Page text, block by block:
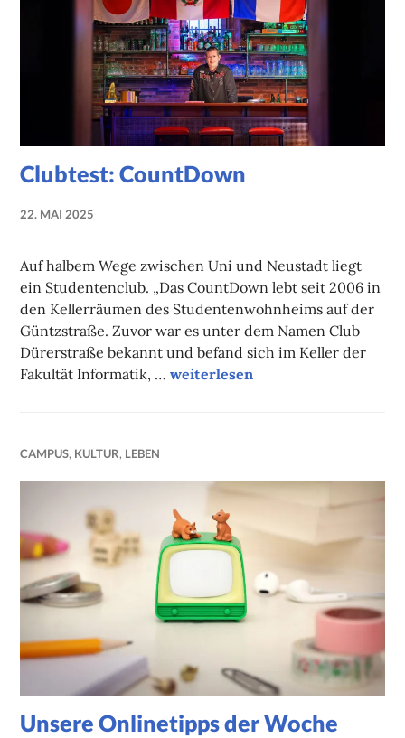
Clubtest: CountDown
22. MAI 2025
Auf halbem Wege zwischen Uni und Neustadt liegt
ein Studentenclub. „Das CountDown lebt seit 2006 in
den Kellerräumen des Studentenwohnheims auf der
Güntzstraße. Zuvor war es unter dem Namen Club
Dürerstraße bekannt und befand sich im Keller der
Fakultät Informatik, …Clubtest: CountDown
weiterlesen
CAMPUS, KULTUR, LEBEN
Unsere Onlinetipps der Woche